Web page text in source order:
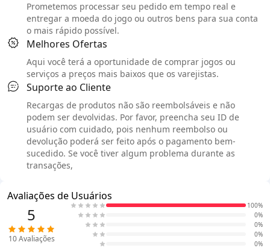
Prometemos processar seu pedido em tempo real e
entregar a moeda do jogo ou outros bens para sua conta
o mais rápido possível.
Melhores Ofertas
Aqui você terá a oportunidade de comprar jogos ou
serviços a preços mais baixos que os varejistas.
Suporte ao Cliente
Recargas de produtos não são reembolsáveis e não
podem ser devolvidas. Por favor, preencha seu ID de
usuário com cuidado, pois nenhum reembolso ou
devolução poderá ser feito após o pagamento bem-
sucedido. Se você tiver algum problema durante as
transações,
Avaliações de Usuários
5
10Avaliações
100%
0%
0%
0%
0%